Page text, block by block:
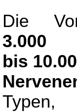
Die
3.000
bis